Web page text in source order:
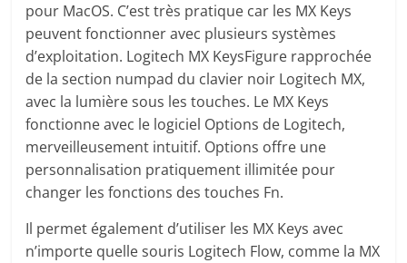
pour MacOS. C’est très pratique car les MX Keys
peuvent fonctionner avec plusieurs systèmes
d’exploitation. Logitech MX KeysFigure rapprochée
de la section numpad du clavier noir Logitech MX,
avec la lumière sous les touches. Le MX Keys
fonctionne avec le logiciel Options de Logitech,
merveilleusement intuitif. Options offre une
personnalisation pratiquement illimitée pour
changer les fonctions des touches Fn.
Il permet également d’utiliser les MX Keys avec
n’importe quelle souris Logitech Flow, comme la MX